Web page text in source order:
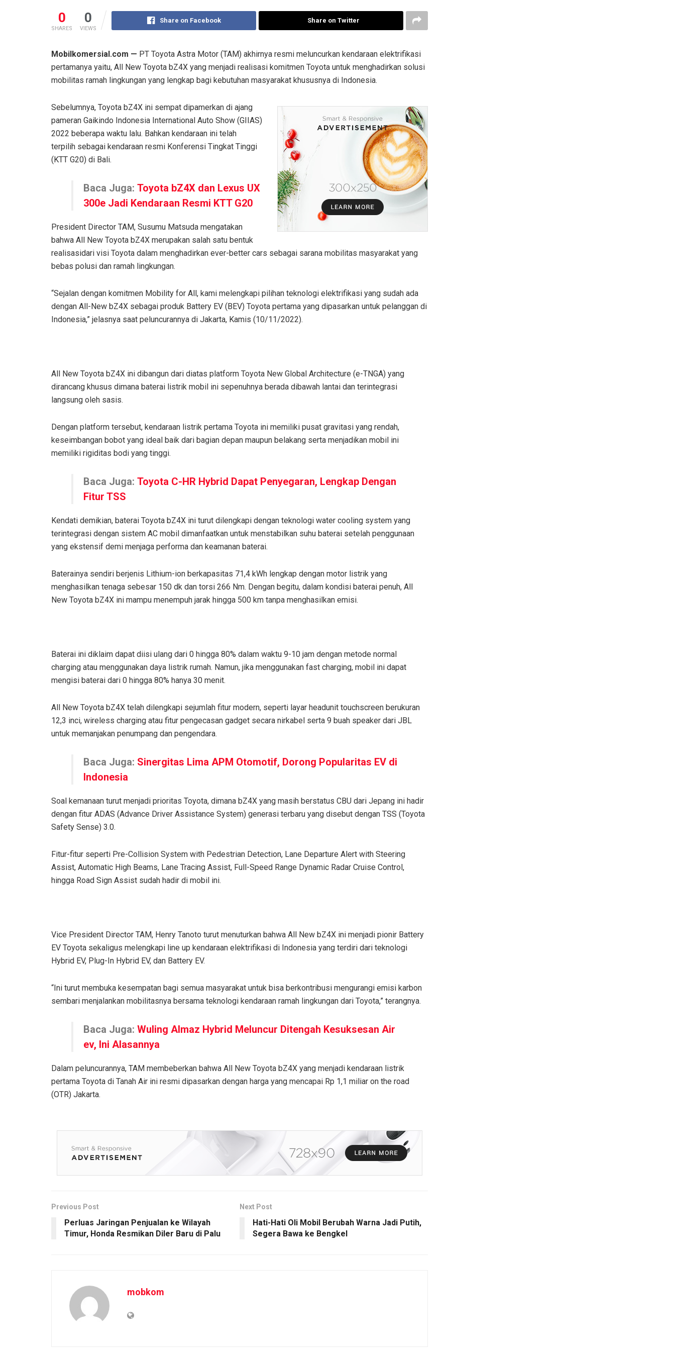
0
SHARES
0
VIEWS
Share on Facebook Share on Twitter
Mobilkomersial.com — PT Toyota Astra Motor (TAM) akhirnya resmi meluncurkan kendaraan elektrifikasi
pertamanya yaitu, All New Toyota bZ4X yang menjadi realisasi komitmen Toyota untuk menghadirkan solusi
mobilitas ramah lingkungan yang lengkap bagi kebutuhan masyarakat khususnya di Indonesia.
Sebelumnya, Toyota bZ4X ini sempat dipamerkan di ajang
pameran Gaikindo Indonesia International Auto Show (GIIAS)
2022 beberapa waktu lalu. Bahkan kendaraan ini telah
terpilih sebagai kendaraan resmi Konferensi Tingkat Tinggi
(KTT G20) di Bali.
Baca Juga: Toyota bZ4X dan Lexus UX
300e Jadi Kendaraan Resmi KTT G20
President Director TAM, Susumu Matsuda mengatakan
bahwa All New Toyota bZ4X merupakan salah satu bentuk
realisasidari visi Toyota dalam menghadirkan ever-better cars sebagai sarana mobilitas masyarakat yang
bebas polusi dan ramah lingkungan.
“Sejalan dengan komitmen Mobility for All, kami melengkapi pilihan teknologi elektrifikasi yang sudah ada
dengan All-New bZ4X sebagai produk Battery EV (BEV) Toyota pertama yang dipasarkan untuk pelanggan di
Indonesia,” jelasnya saat peluncurannya di Jakarta, Kamis (10/11/2022).
All New Toyota bZ4X ini dibangun dari diatas platform Toyota New Global Architecture (e-TNGA) yang
dirancang khusus dimana baterai listrik mobil ini sepenuhnya berada dibawah lantai dan terintegrasi
langsung oleh sasis.
Dengan platform tersebut, kendaraan listrik pertama Toyota ini memiliki pusat gravitasi yang rendah,
keseimbangan bobot yang ideal baik dari bagian depan maupun belakang serta menjadikan mobil ini
memiliki rigiditas bodi yang tinggi.
Baca Juga: Toyota C-HR Hybrid Dapat Penyegaran, Lengkap Dengan
Fitur TSS
Kendati demikian, baterai Toyota bZ4X ini turut dilengkapi dengan teknologi water cooling system yang
terintegrasi dengan sistem AC mobil dimanfaatkan untuk menstabilkan suhu baterai setelah penggunaan
yang ekstensif demi menjaga performa dan keamanan baterai.
Baterainya sendiri berjenis Lithium-ion berkapasitas 71,4 kWh lengkap dengan motor listrik yang
menghasilkan tenaga sebesar 150 dk dan torsi 266 Nm. Dengan begitu, dalam kondisi baterai penuh, All
New Toyota bZ4X ini mampu menempuh jarak hingga 500 km tanpa menghasilkan emisi.
Baterai ini diklaim dapat diisi ulang dari 0 hingga 80% dalam waktu 9-10 jam dengan metode normal
charging atau menggunakan daya listrik rumah. Namun, jika menggunakan fast charging, mobil ini dapat
mengisi baterai dari 0 hingga 80% hanya 30 menit.
All New Toyota bZ4X telah dilengkapi sejumlah fitur modern, seperti layar headunit touchscreen berukuran
12,3 inci, wireless charging atau fitur pengecasan gadget secara nirkabel serta 9 buah speaker dari JBL
untuk memanjakan penumpang dan pengendara.
Baca Juga: Sinergitas Lima APM Otomotif, Dorong Popularitas EV di
Indonesia
Soal kemanaan turut menjadi prioritas Toyota, dimana bZ4X yang masih berstatus CBU dari Jepang ini hadir
dengan fitur ADAS (Advance Driver Assistance System) generasi terbaru yang disebut dengan TSS (Toyota
Safety Sense) 3.0.
Fitur-fitur seperti Pre-Collision System with Pedestrian Detection, Lane Departure Alert with Steering
Assist, Automatic High Beams, Lane Tracing Assist, Full-Speed Range Dynamic Radar Cruise Control,
hingga Road Sign Assist sudah hadir di mobil ini.
Vice President Director TAM, Henry Tanoto turut menuturkan bahwa All New bZ4X ini menjadi pionir Battery
EV Toyota sekaligus melengkapi line up kendaraan elektrifikasi di Indonesia yang terdiri dari teknologi
Hybrid EV, Plug-In Hybrid EV, dan Battery EV.
“Ini turut membuka kesempatan bagi semua masyarakat untuk bisa berkontribusi mengurangi emisi karbon
sembari menjalankan mobilitasnya bersama teknologi kendaraan ramah lingkungan dari Toyota,” terangnya.
Baca Juga: Wuling Almaz Hybrid Meluncur Ditengah Kesuksesan Air
ev, Ini Alasannya
Dalam peluncurannya, TAM membeberkan bahwa All New Toyota bZ4X yang menjadi kendaraan listrik
pertama Toyota di Tanah Air ini resmi dipasarkan dengan harga yang mencapai Rp 1,1 miliar on the road
(OTR) Jakarta.
Previous Post
Perluas Jaringan Penjualan ke Wilayah
Timur, Honda Resmikan Diler Baru di Palu
Next Post
Hati-Hati Oli Mobil Berubah Warna Jadi Putih,
Segera Bawa ke Bengkel
mobkom